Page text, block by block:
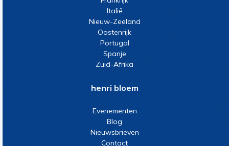
Italië
Nieuw-Zeeland
Oostenrijk
Portugal
Spanje
Zuid-Afrika
henri bloem
Evenementen
Blog
Nieuwsbrieven
Contact